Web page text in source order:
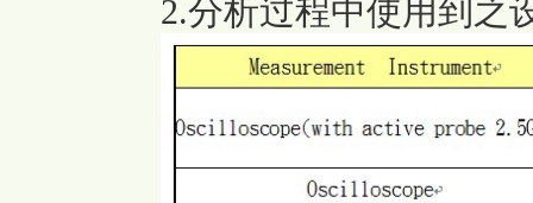
2.分析过程中使用到之